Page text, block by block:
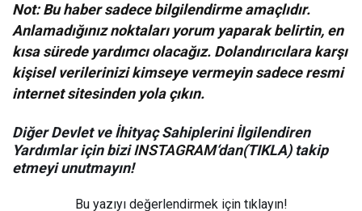
Not: Bu haber sadece bilgilendirme amaçlıdır.
Anlamadığınız noktaları yorum yaparak belirtin, en
kısa sürede yardımcı olacağız. Dolandırıcılara karşı
kişisel verilerinizi kimseye vermeyin sadece resmi
internet sitesinden yola çıkın.
Diğer Devlet ve İhityaç Sahiplerini İlgilendiren
Yardımlar için biziINSTAGRAM‘dan(TIKLA) takip
etmeyi unutmayın!
Bu yazıyı değerlendirmek için tıklayın!